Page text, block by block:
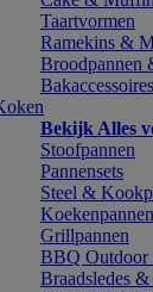
Taartvormen
Ramekins &
Broodpannen
Bakaccessoires
Bekijk Alles
Stoofpannen
Pannensets
Steel &
Grillpannen
BBQ Outdoor
Braadsledes